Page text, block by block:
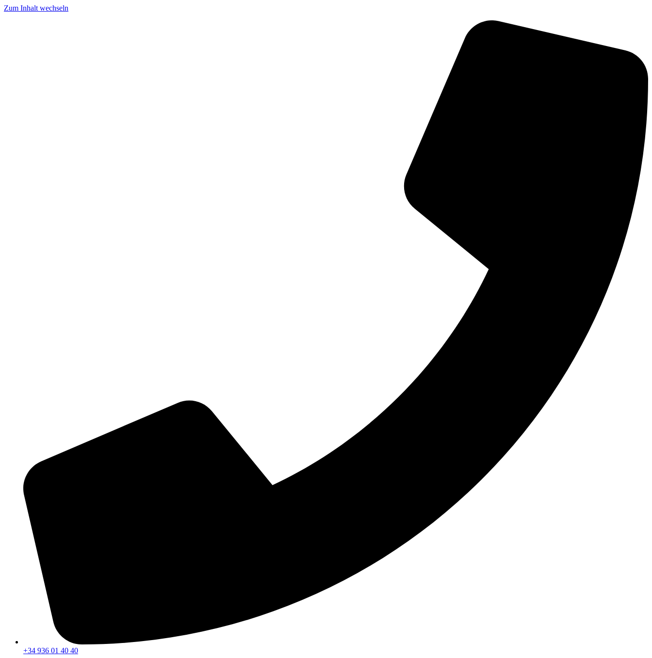
Zum Inhalt wechseln
+34 936 01 40 40